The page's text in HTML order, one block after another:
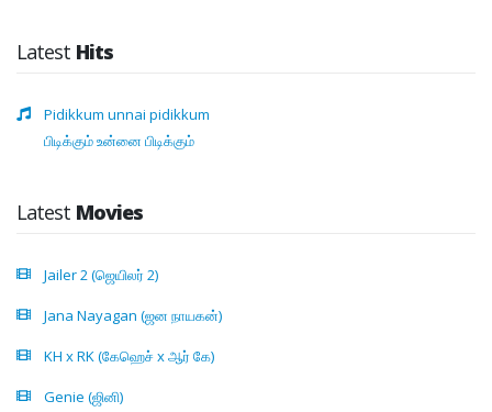
Latest Hits
Pidikkum unnai pidikkum
பிடிக்கும் உன்னை பிடிக்கும்
Latest Movies
Jailer 2 (ஜெயிலர் 2)
Jana Nayagan (ஜன நாயகன்)
KH x RK (கேஹெச் x ஆர் கே)
Genie (ஜினி)